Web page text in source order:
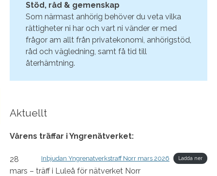
Stöd, råd & gemenskap
Som närmast anhörig behöver du veta vilka
rättigheter ni har och vart ni vänder er med
frågor am allt från privatekonomi, anhörigstöd,
råd och vägledning, samt få tid till
återhämtning.
Aktuellt
Vårens träffar i Yngrenätverket:
Inbjudan Yngrenatverkstraff Norr mars 2026 Ladda ner
28
mars – träff i Luleå för nätverket Norr